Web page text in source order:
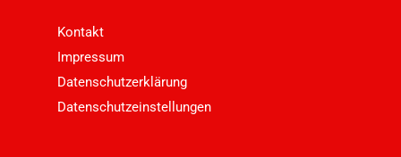
Kontakt
Impressum
Datenschutzerklärung
Datenschutzeinstellungen